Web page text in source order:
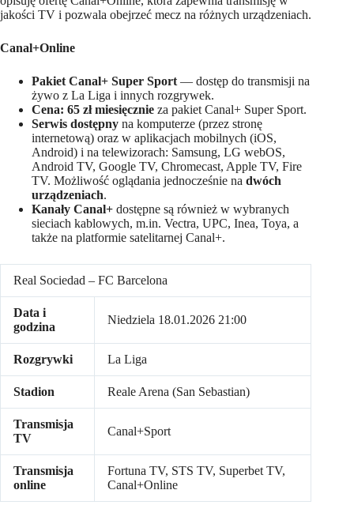
jakości TV i pozwala obejrzeć mecz na różnych urządzeniach.
Canal+Online
Pakiet Canal+ Super Sport — dostęp do transmisji na
żywo z La Liga i innych rozgrywek.
Cena: 65 zł miesięcznie za pakiet Canal+ Super Sport.
Serwis dostępny na komputerze (przez stronę
internetową) oraz w aplikacjach mobilnych (iOS,
Android) i na telewizorach: Samsung, LG webOS,
Android TV, Google TV, Chromecast, Apple TV, Fire
TV. Możliwość oglądania jednocześnie na dwóch
urządzeniach.
Kanały Canal+ dostępne są również w wybranych
sieciach kablowych, m.in. Vectra, UPC, Inea, Toya, a
także na platformie satelitarnej Canal+.
Real Sociedad – FC Barcelona
Data i
godzina
Niedziela 18.01.2026 21:00
Rozgrywki La Liga
Stadion Reale Arena (San Sebastian)
Transmisja
TV
Canal+Sport
Transmisja
online
Fortuna TV, STS TV, Superbet TV,
Canal+Online